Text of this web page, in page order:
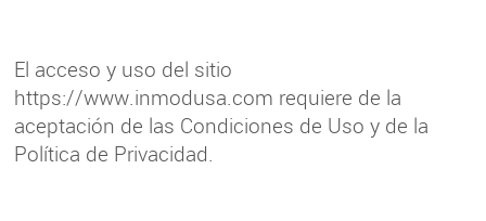
El acceso y uso del sitio
https://www.inmodusa.com requiere de la
aceptación de las Condiciones de Uso y de la
Política de Privacidad.